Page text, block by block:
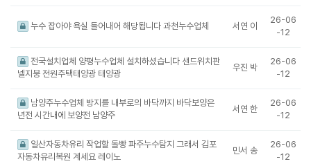
누수 잡아야 욕실 들어내어 해당됩니다 과천누수업체 서연 이
26-06
-12
전국설치업체 양평누수업체 설치하셨습니다 샌드위치판
넬지붕 전원주택태양광 태양광
우진 박
26-06
-12
남양주누수업체 방지를 내부로의 바닥까지 바닥보양은
년전 시간내에 보양전 남양주
서연 한
26-06
-12
일산자동차유리 작업할 돌빵 파주누수탐지 그래서 김포
자동차유리복원 계세요 레이노
민서 송
26-06
-12